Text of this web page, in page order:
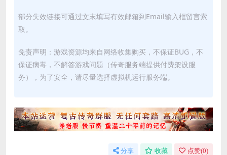
部分失效链接可通过文末填写有效邮箱到Email输入框留言索
取。
免责声明：游戏资源均来自网络收集购买，不保证BUG，不
保证病毒，不解答游戏问题（传奇服务端提供付费架设服
务），为了安全，请尽量选择虚拟机运行服务端。
分享 收藏 点赞(0)